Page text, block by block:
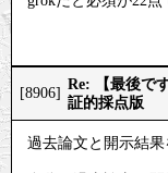
[8906]
Re: 【最後で
証的採点版
過去論文と開示結